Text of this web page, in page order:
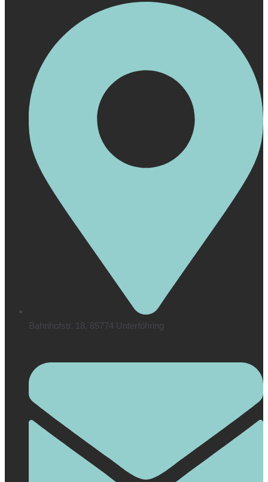
Bahnhofstr. 18, 85774 Unterföhring